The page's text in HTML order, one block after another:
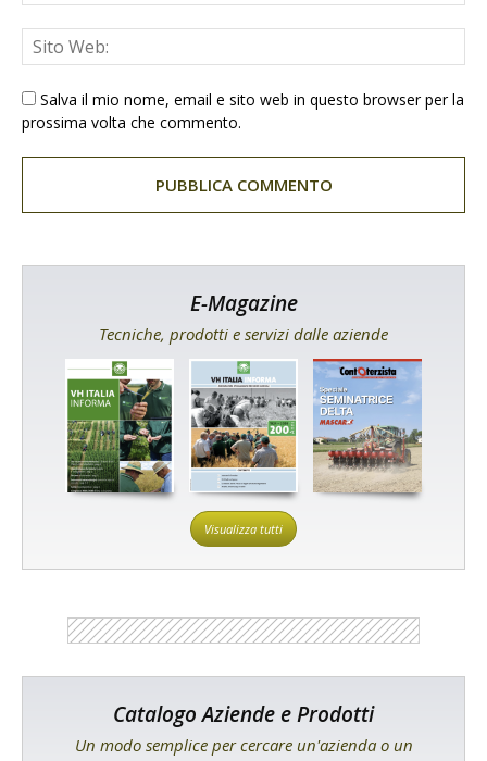
Salva il mio nome, email e sito web in questo browser per la
prossima volta che commento.
E-Magazine
Tecniche, prodotti e servizi dalle aziende
Visualizza tutti
Catalogo Aziende e Prodotti
Un modo semplice per cercare un'azienda o un